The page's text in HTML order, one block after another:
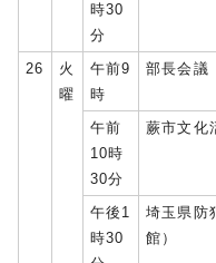
時30
分
26
火
曜
午前9
時
部長会議
午前
10時
30分
蕨市文化
午後1
時30
埼玉県防
館）